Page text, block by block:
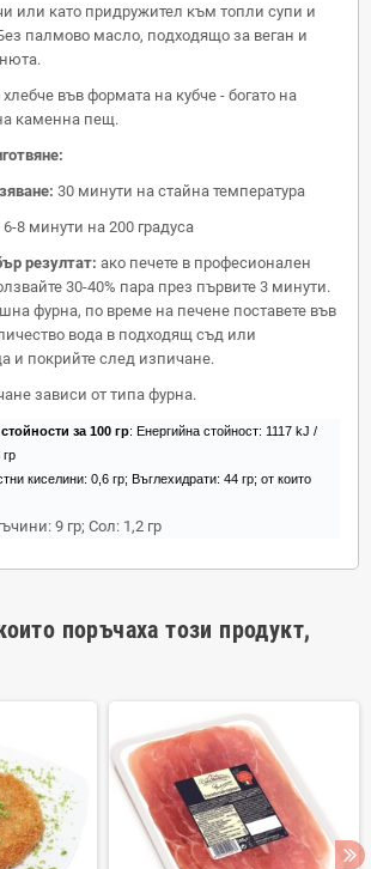
или като придружител към топли супи и
палмово масло, подходящо за веган и
във формата на кубче - богато на
каменна пещ.
30 минути на стайна температура
6-8 минути на 200 градуса
резултат: ако печете в професионален
30-40% пара през първите 3 минути.
фурна, по време на печене поставете във
вода в подходящ съд или
и покрийте след изпичане.
зависи от типа фурна.
за 100 гр: Енергийна стойност: 1117 kJ /
киселини: 0,6 гр; Въглехидрати: 44 гр; от които
9 гр; Сол: 1,2 гр
поръчаха този продукт,